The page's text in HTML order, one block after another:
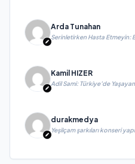
Arda Tunahan
Serinletirken Hasta Etmeyin:
Kamil HIZER
Adil Sami: Türkiye’de
durakmedya
Yeşilçam şarkıları konseri